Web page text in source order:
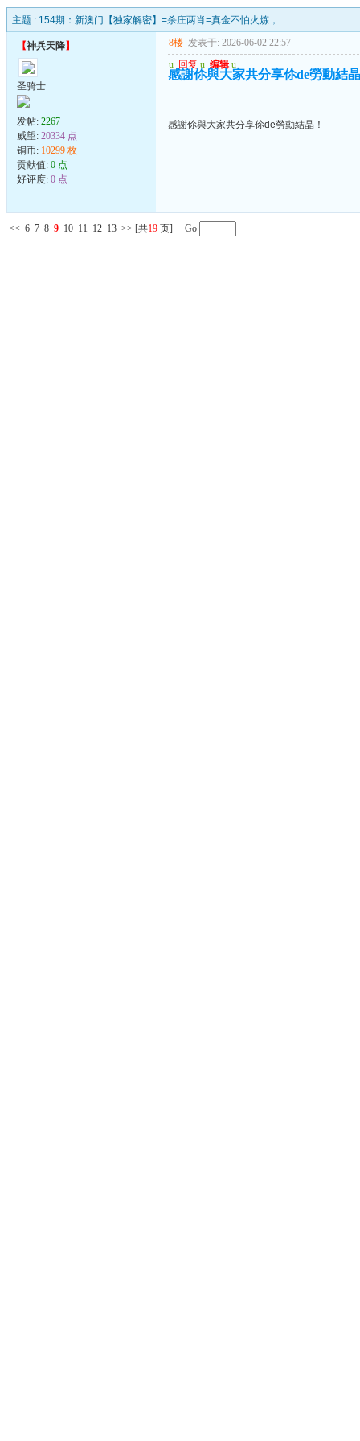
主题 : 154期：新澳门【独家解密】=杀庄两肖=真金不怕火炼，
【神兵天降】
圣骑士
发帖: 2267
威望: 20334 点
铜币: 10299 枚
贡献值: 0 点
好评度: 0 点
8楼 发表于: 2026-06-02 22:57
u 回复 u 编辑 u
感謝伱與大家共分享伱de勞動結
感謝伱與大家共分享伱de勞動結晶！
<< 6 7 8 9 10 11 12 13 >> [共19 页] Go